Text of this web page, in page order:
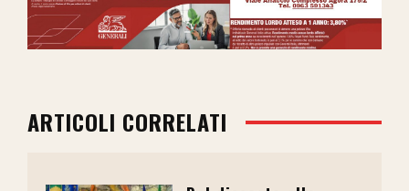
ARTICOLI CORRELATI